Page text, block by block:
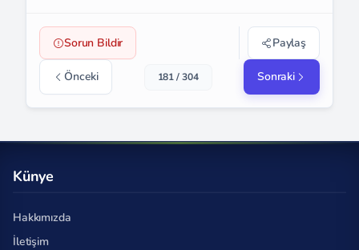
Sorun Bildir Paylaş
Önceki 181 / 304 Sonraki
Künye
Hakkımızda
İletişim